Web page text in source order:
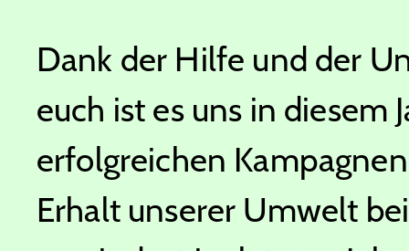
Dank der Hilfe und der
euch ist es uns in diesem
erfolgreichen
Erhalt unserer Umwelt